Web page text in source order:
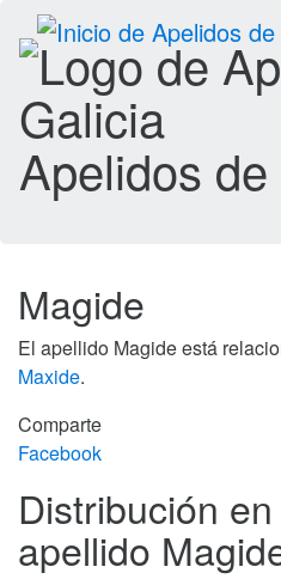
Apelidos
Magide
El apellido Magide está
Maxide.
Comparte
Facebook
Distribución
apellido